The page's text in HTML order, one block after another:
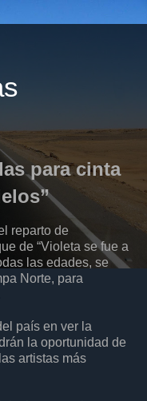
para cinta
reparto de
de “Violeta se fue a
las edades, se
Norte, para
país en ver la
la oportunidad de
artistas más